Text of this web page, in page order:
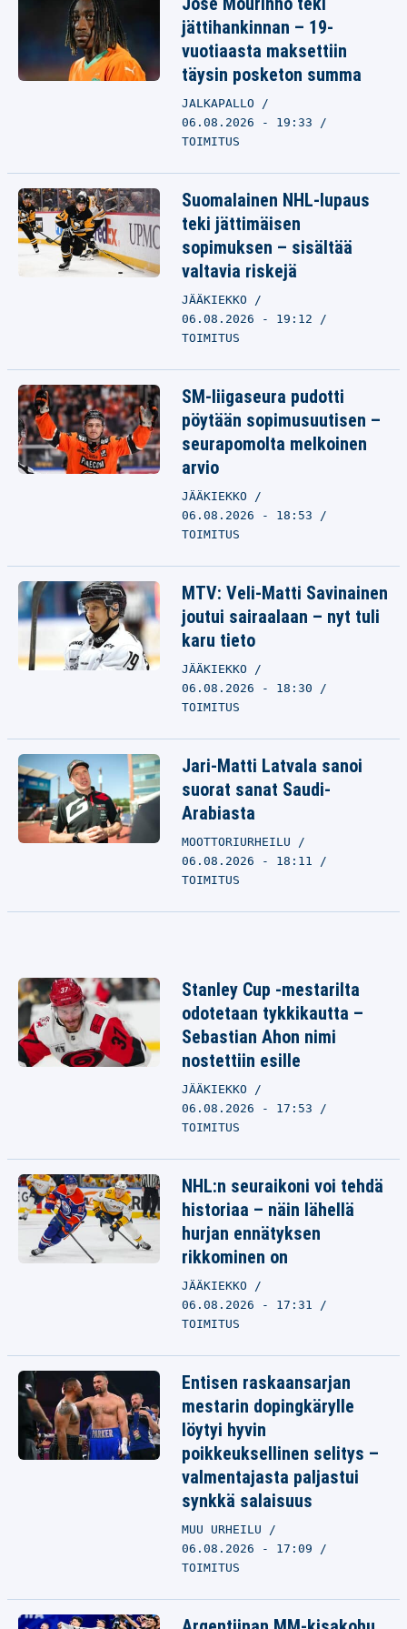
jättihankinnan – 19-
vuotiaasta maksettiin
täysin posketon summa
JALKAPALLO
06.08.2026 - 19:33
TOIMITUS
Suomalainen NHL-lupaus
teki jättimäisen
sopimuksen – sisältää
valtavia riskejä
JÄÄKIEKKO
06.08.2026 - 19:12
TOIMITUS
SM-liigaseura pudotti
pöytään sopimusuutisen –
seurapomolta melkoinen
arvio
JÄÄKIEKKO
06.08.2026 - 18:53
TOIMITUS
MTV: Veli-Matti Savinainen
joutui sairaalaan – nyt tuli
karu tieto
JÄÄKIEKKO
06.08.2026 - 18:30
TOIMITUS
Jari-Matti Latvala sanoi
suorat sanat Saudi-
Arabiasta
MOOTTORIURHEILU
06.08.2026 - 18:11
TOIMITUS
Stanley Cup -mestarilta
odotetaan tykkikautta –
Sebastian Ahon nimi
nostettiin esille
JÄÄKIEKKO
06.08.2026 - 17:53
TOIMITUS
NHL:n seuraikoni voi tehdä
historiaa – näin lähellä
hurjan ennätyksen
rikkominen on
JÄÄKIEKKO
06.08.2026 - 17:31
TOIMITUS
Entisen raskaansarjan
mestarin dopingkärylle
löytyi hyvin
poikkeuksellinen selitys –
valmentajasta paljastui
synkkä salaisuus
MUU URHEILU
06.08.2026 - 17:09
TOIMITUS